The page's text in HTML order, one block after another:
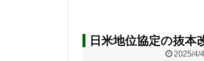
日米地位協定の抜
2025/4/4